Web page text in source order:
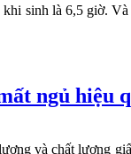
sinh là 6,5 giờ.
ngủ hiệu
và chất lượng